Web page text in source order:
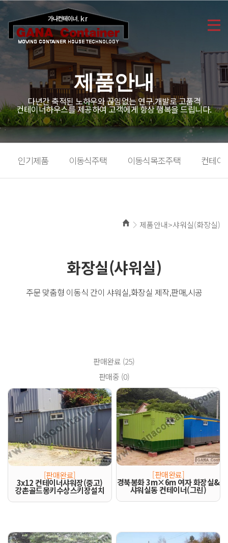
제품안내
다년간 축적된 노하우와 끊임없는 연구.개발로 고품격
컨테이너하우스를 제공하여 고객에게 항상 행복을 드립니다.
인기제품 이동식주택 이동식목조주택 컨테이
제품안내>샤워실(화장실)
화장실(샤워실)
주문 맞춤형 이동식 간이 샤워실,화장실 제작,판매,시공
판매완료 (25)
판매중 (0)
[판매완료]
3x12 컨테이너샤워장(중고)
강촌골드몽키수상스키장설치
[판매완료]
경북봉화 3m×6m 여자 화장실&
샤워실동 컨테이너(그린)